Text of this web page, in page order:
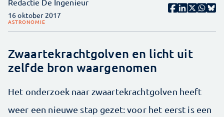
Redactie De Ingenieur
16 oktober 2017
ASTRONOMIE
Zwaartekrachtgolven en licht uit
zelfde bron waargenomen
Het onderzoek naar zwaartekrachtgolven heeft
weer een nieuwe stap gezet: voor het eerst is een